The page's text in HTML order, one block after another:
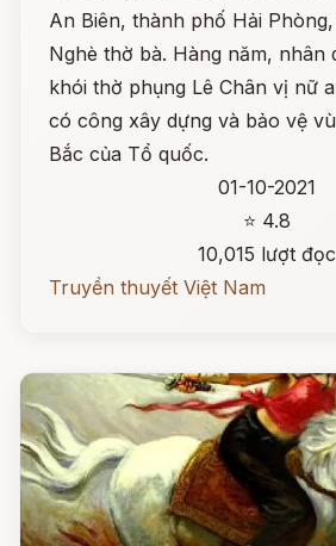
An Biên, thành phố Hải
Nghè thờ bà. Hàng năm, nhân
khói thờ phụng Lê Chân vị nữ
có công xây dựng và bảo vệ
Bắc của Tổ quốc.
01-10-2021
⭐ 4.8
10,015 lượt đọc
Truyền thuyết Việt Nam